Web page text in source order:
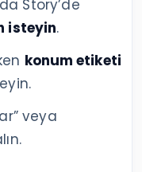
Story’de
isteyin.
konum etiketi
veya